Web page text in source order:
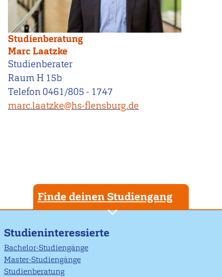
Studienberatung
Marc Laatzke
Studienberater
Raum H 15b
Telefon 0461/805 - 1747
marc.laatzke@hs-flensburg.de
Finde deinen Studiengang
Studieninteressierte
Bachelor-Studiengänge
Master-Studiengänge
Studienberatung